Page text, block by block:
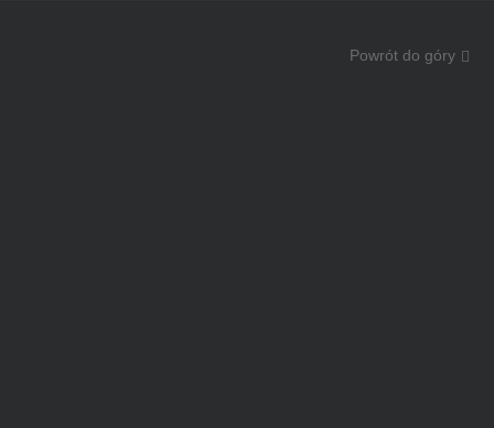
Powrót do góry